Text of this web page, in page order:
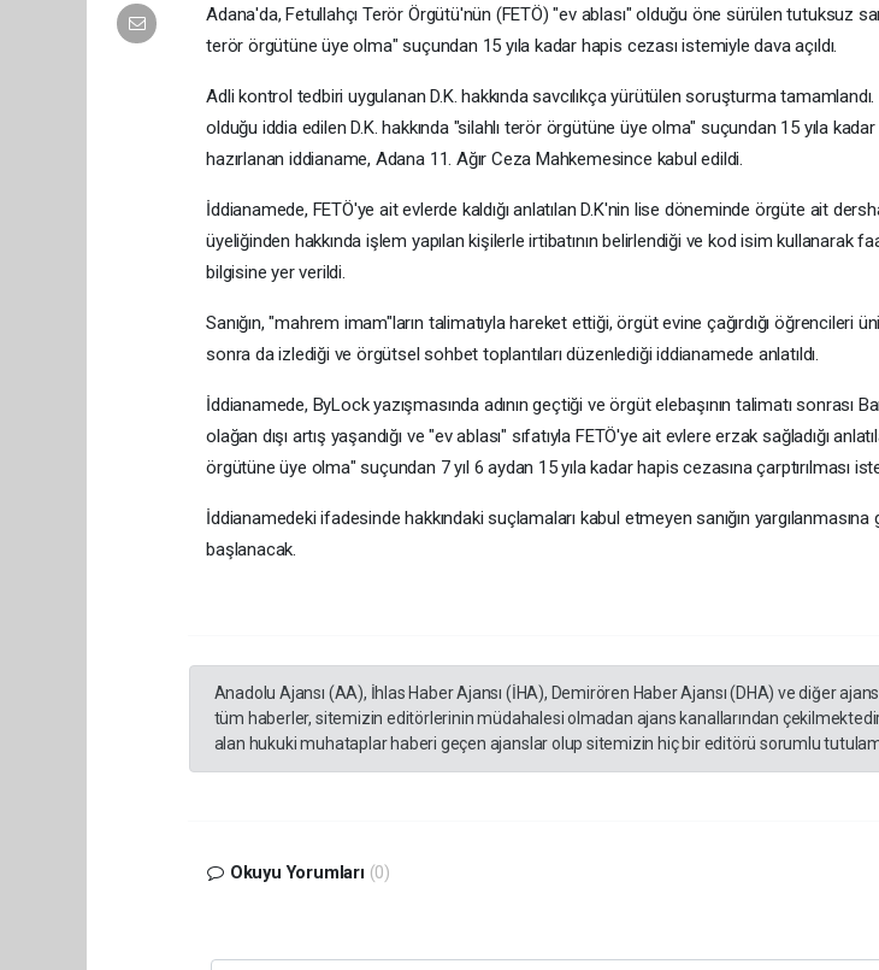
Adana'da, Fetullahçı Terör Örgütü'nün (FETÖ) "ev ablası" olduğu öne sürülen tutuksuz
terör örgütüne üye olma" suçundan 15 yıla kadar hapis cezası istemiyle dava açıldı.
Adli kontrol tedbiri uygulanan D.K. hakkında savcılıkça yürütülen soruşturma tamamlandı.
olduğu iddia edilen D.K. hakkında "silahlı terör örgütüne üye olma" suçundan 15 yıla
hazırlanan iddianame, Adana 11. Ağır Ceza Mahkemesince kabul edildi.
İddianamede, FETÖ'ye ait evlerde kaldığı anlatılan D.K'nin lise döneminde örgüte ait
üyeliğinden hakkında işlem yapılan kişilerle irtibatının belirlendiği ve kod isim kullanarak
bilgisine yer verildi.
Sanığın, "mahrem imam"ların talimatıyla hareket ettiği, örgüt evine çağırdığı öğrencileri
sonra da izlediği ve örgütsel sohbet toplantıları düzenlediği iddianamede anlatıldı.
İddianamede, ByLock yazışmasında adının geçtiği ve örgüt elebaşının talimatı sonrası
olağan dışı artış yaşandığı ve "ev ablası" sıfatıyla FETÖ'ye ait evlere erzak sağladığı
örgütüne üye olma" suçundan 7 yıl 6 aydan 15 yıla kadar hapis cezasına çarptırılması
İddianamedeki ifadesinde hakkındaki suçlamaları kabul etmeyen sanığın
başlanacak.
Anadolu Ajansı (AA), İhlas Haber Ajansı (İHA), Demirören Haber Ajansı (DHA) ve diğer
tüm haberler, sitemizin editörlerinin müdahalesi olmadan ajans kanallarından
alan hukuki muhataplar haberi geçen ajanslar olup sitemizin hiç bir editörü sorumlu
Okuyu Yorumları (0)